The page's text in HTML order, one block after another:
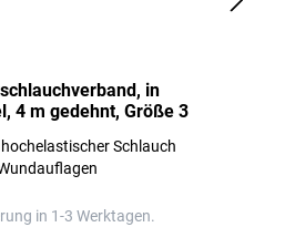
in
4 m gedehnt, Größe 3
Schlauch
in 1-3 Werktagen.